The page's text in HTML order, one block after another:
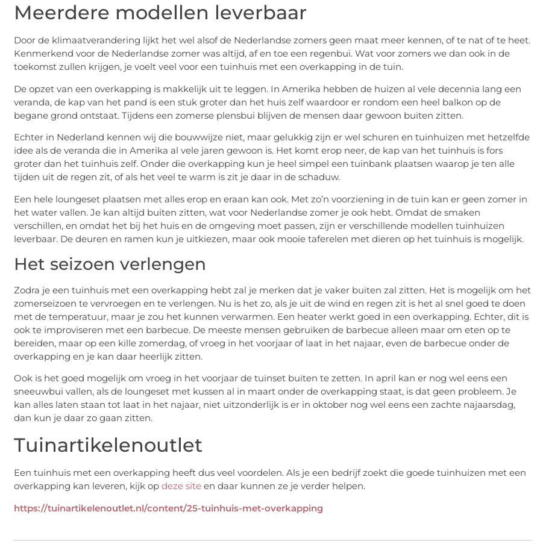
Meerdere modellen leverbaar
Door de klimaatverandering lijkt het wel alsof de Nederlandse zomers geen maat meer kennen, of te nat of te heet.
Kenmerkend voor de Nederlandse zomer was altijd, af en toe een regenbui. Wat voor zomers we dan ook in de
toekomst zullen krijgen, je voelt veel voor een tuinhuis met een overkapping in de tuin.
De opzet van een overkapping is makkelijk uit te leggen. In Amerika hebben de huizen al vele decennia lang een
veranda, de kap van het pand is een stuk groter dan het huis zelf waardoor er rondom een heel balkon op de
begane grond ontstaat. Tijdens een zomerse plensbui blijven de mensen daar gewoon buiten zitten.
Echter in Nederland kennen wij die bouwwijze niet, maar gelukkig zijn er wel schuren en tuinhuizen met hetzelfde
idee als de veranda die in Amerika al vele jaren gewoon is. Het komt erop neer, de kap van het tuinhuis is fors
groter dan het tuinhuis zelf. Onder die overkapping kun je heel simpel een tuinbank plaatsen waarop je ten alle
tijden uit de regen zit, of als het veel te warm is zit je daar in de schaduw.
Een hele loungeset plaatsen met alles erop en eraan kan ook. Met zo’n voorziening in de tuin kan er geen zomer in
het water vallen. Je kan altijd buiten zitten, wat voor Nederlandse zomer je ook hebt. Omdat de smaken
verschillen, en omdat het bij het huis en de omgeving moet passen, zijn er verschillende modellen tuinhuizen
leverbaar. De deuren en ramen kun je uitkiezen, maar ook mooie taferelen met dieren op het tuinhuis is mogelijk.
Het seizoen verlengen
Zodra je een tuinhuis met een overkapping hebt zal je merken dat je vaker buiten zal zitten. Het is mogelijk om het
zomerseizoen te vervroegen en te verlengen. Nu is het zo, als je uit de wind en regen zit is het al snel goed te doen
met de temperatuur, maar je zou het kunnen verwarmen. Een heater werkt goed in een overkapping. Echter, dit is
ook te improviseren met een barbecue. De meeste mensen gebruiken de barbecue alleen maar om eten op te
bereiden, maar op een kille zomerdag, of vroeg in het voorjaar of laat in het najaar, even de barbecue onder de
overkapping en je kan daar heerlijk zitten.
Ook is het goed mogelijk om vroeg in het voorjaar de tuinset buiten te zetten. In april kan er nog wel eens een
sneeuwbui vallen, als de loungeset met kussen al in maart onder de overkapping staat, is dat geen probleem. Je
kan alles laten staan tot laat in het najaar, niet uitzonderlijk is er in oktober nog wel eens een zachte najaarsdag,
dan kun je daar zo gaan zitten.
Tuinartikelenoutlet
Een tuinhuis met een overkapping heeft dus veel voordelen. Als je een bedrijf zoekt die goede tuinhuizen met een
overkapping kan leveren, kijk op deze site en daar kunnen ze je verder helpen.
https://tuinartikelenoutlet.nl/content/25-tuinhuis-met-overkapping